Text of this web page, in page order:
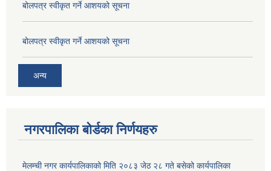
बोलपत्र स्वीकृत गर्ने आशयको सूचना
बोलपत्र स्वीकृत गर्ने आशयको सूचना
अन्य
नगरपालिका बोर्डका निर्णयहरु
मेलम्ची नगर कार्यपालिकाको मिति २०८३ जेठ २८ गते बसेको कार्यपालिका